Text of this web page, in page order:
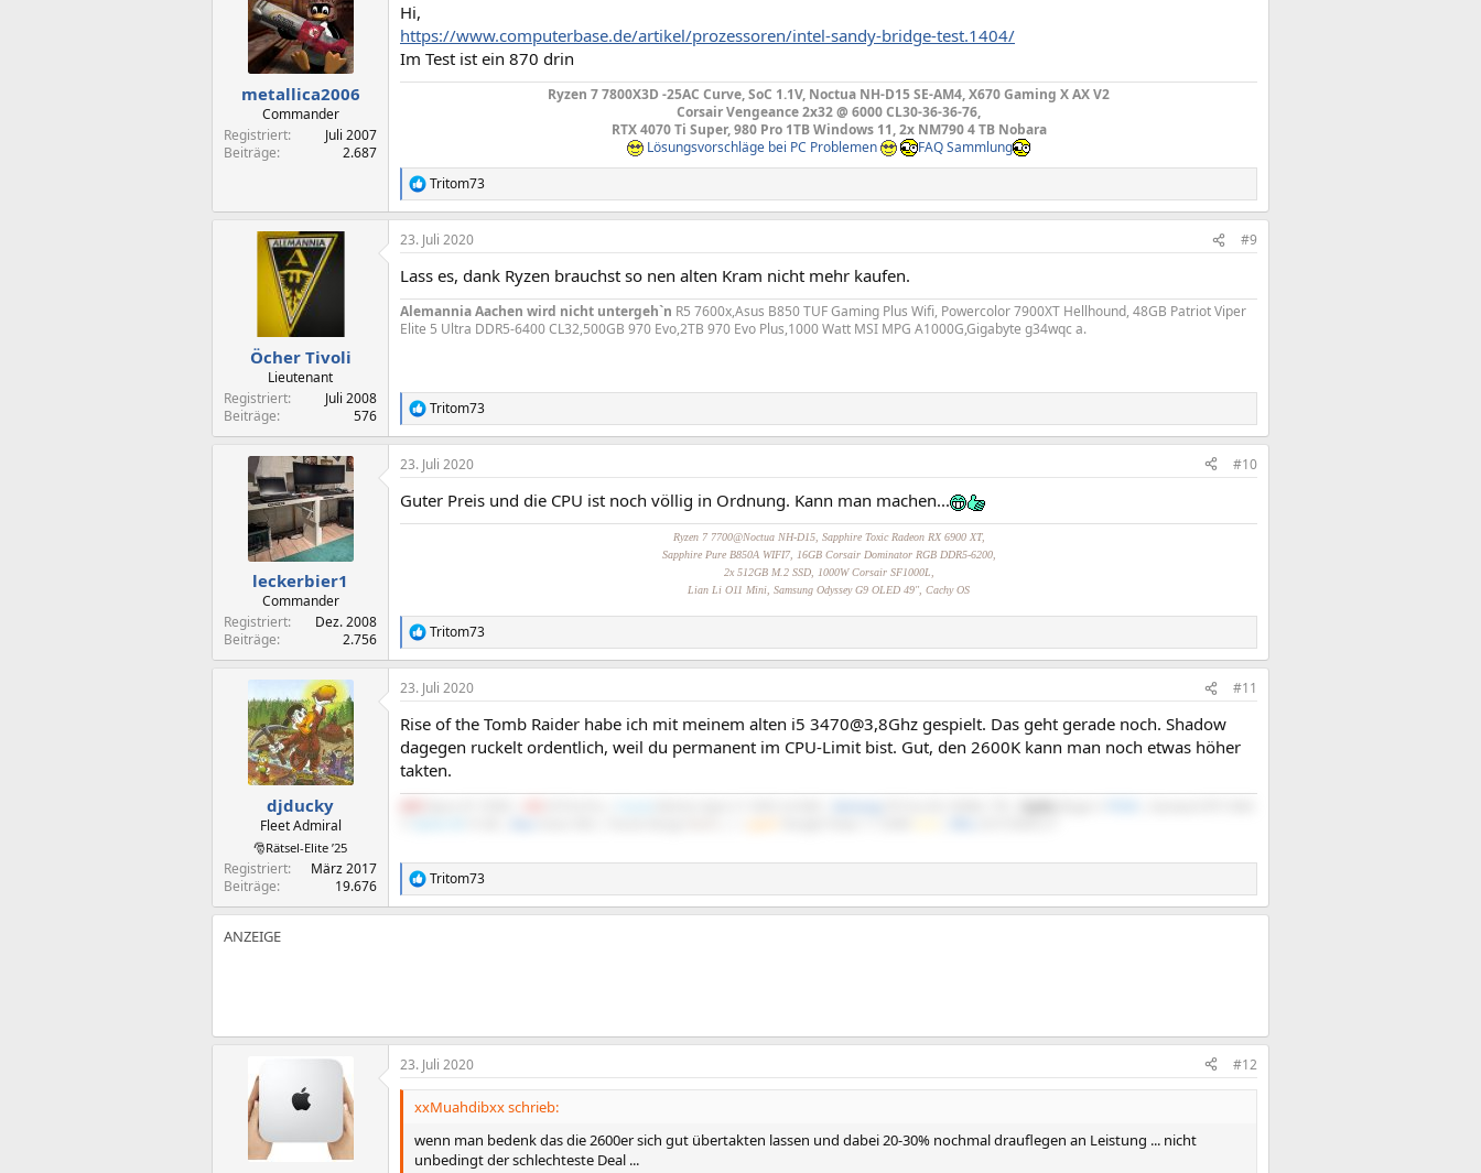
i
o
e
n
metallica2006
Commander
Registriert
Juli 2007
Beiträge
2.687
Hi,
https://www.computerbase.de/artikel/prozessoren/intel-sandy-bridge-test.1404/
Im Test ist ein 870 drin
Ryzen 7 7800X3D -25AC Curve, SoC 1.1V, Noctua NH-D15 SE-AM4, X670 Gaming X AX V2
Corsair Vengeance 2x32 @ 6000 CL30-36-36-76,
RTX 4070 Ti Super, 980 Pro 1TB Windows 11, 2x NM790 4 TB Nobara
Lösungsvorschläge bei PC Problemen
FAQ Sammlung
R
e
a
k
i
o
n
e
Tritom73
Öcher Tivoli
Lieutenant
Registriert
Juli 2008
Beiträge
576
23. Juli 2020 #9
Lass es, dank Ryzen brauchst so nen alten Kram nicht mehr kaufen.
Alemannia Aachen wird nicht untergeh`n R5 7600x,Asus B850 TUF Gaming Plus Wifi, Powercolor 7900XT Hellhound, 48GB Patriot Viper
Elite 5 Ultra DDR5-6400 CL32,500GB 970 Evo,2TB 970 Evo Plus,1000 Watt MSI MPG A1000G,Gigabyte g34wqc a.
R
e
a
k
i
o
Tritom73
leckerbier1
Commander
Registriert
Dez. 2008
Beiträge
2.756
23. Juli 2020 #10
Guter Preis und die CPU ist noch völlig in Ordnung. Kann man machen...
Ryzen 7 7700@Noctua NH-D15, Sapphire Toxic Radeon RX 6900 XT,
Sapphire Pure B850A WIFI7, 16GB Corsair Dominator RGB DDR5-6200,
2x 512GB M.2 SSD, 1000W Corsair SF1000L,
Lian Li O11 Mini, Samsung Odyssey G9 OLED 49", Cachy OS
R
e
a
k
i
o
e
n
Tritom73
djducky
Fleet Admiral
🎅Rätsel-Elite ’25
Registriert
März 2017
Beiträge
19.676
23. Juli 2020 #11
Rise of the Tomb Raider habe ich mit meinem alten i5 3470@3,8Ghz gespielt. Das geht gerade noch. Shadow
dagegen ruckelt ordentlich, weil du permanent im CPU-Limit bist. Gut, den 2600K kann man noch etwas höher
takten.
R
e
a
n
:
Tritom73
23. Juli 2020 #12
xxMuahdibxx schrieb:
wenn man bedenk das die 2600er sich gut übertakten lassen und dabei 20-30% nochmal drauflegen an Leistung ... nicht
unbedingt der schlechteste Deal ...